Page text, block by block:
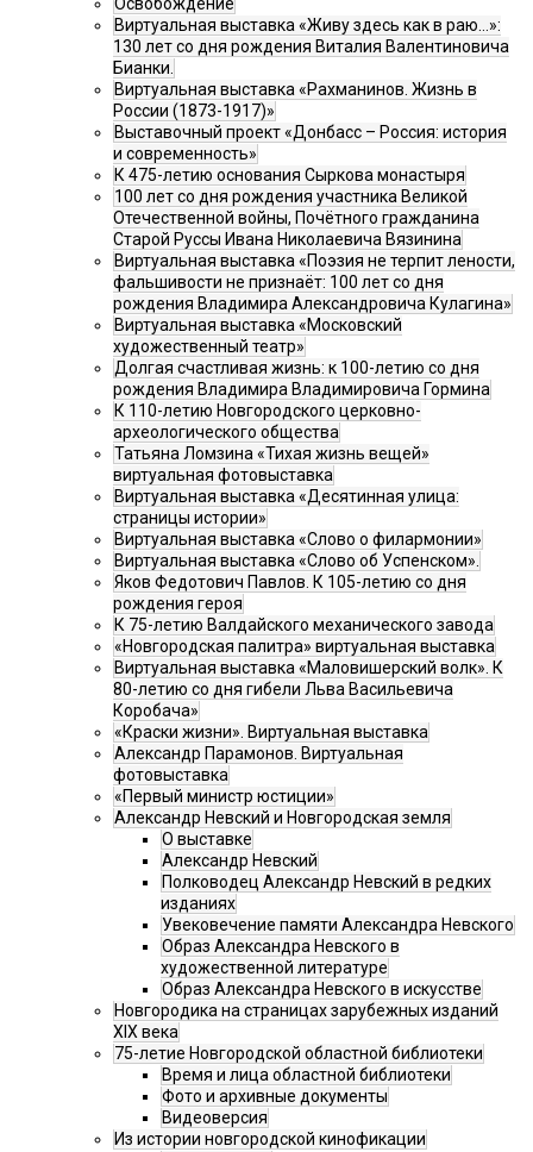
Освобождение
Виртуальная выставка «Живу здесь как в раю…»:
130 лет со дня рождения Виталия Валентиновича
Бианки.
Виртуальная выставка «Рахманинов. Жизнь в
России (1873-1917)»
Выставочный проект «Донбасс – Россия: история
и современность»
К 475-летию основания Сыркова монастыря
100 лет со дня рождения участника Великой
Отечественной войны, Почётного гражданина
Старой Руссы Ивана Николаевича Вязинина
Виртуальная выставка «Поэзия не терпит лености,
фальшивости не признаёт: 100 лет со дня
рождения Владимира Александровича Кулагина»
Виртуальная выставка «Московский
художественный театр»
Долгая счастливая жизнь: к 100-летию со дня
рождения Владимира Владимировича Гормина
К 110-летию Новгородского церковно-
археологического общества
Татьяна Ломзина «Тихая жизнь вещей»
виртуальная фотовыставка
Виртуальная выставка «Десятинная улица:
страницы истории»
Виртуальная выставка «Слово о филармонии»
Виртуальная выставка «Слово об Успенском».
Яков Федотович Павлов. К 105-летию со дня
рождения героя
К 75-летию Валдайского механического завода
«Новгородская палитра» виртуальная выставка
Виртуальная выставка «Маловишерский волк». К
80-летию со дня гибели Льва Васильевича
Коробача»
«Краски жизни». Виртуальная выставка
Александр Парамонов. Виртуальная
фотовыставка
«Первый министр юстиции»
Александр Невский и Новгородская земля
О выставке
Александр Невский
Полководец Александр Невский в редких
изданиях
Увековечение памяти Александра Невского
Образ Александра Невского в
художественной литературе
Образ Александра Невского в искусстве
Новгородика на страницах зарубежных изданий
XIX века
75-летие Новгородской областной библиотеки
Время и лица областной библиотеки
Фото и архивные документы
Видеоверсия
Из истории новгородской кинофикации